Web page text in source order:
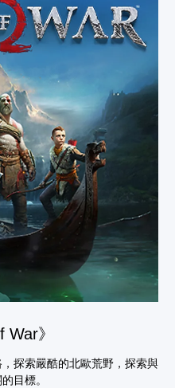
War》
探索嚴酷的北歐荒野，探索與
目標。